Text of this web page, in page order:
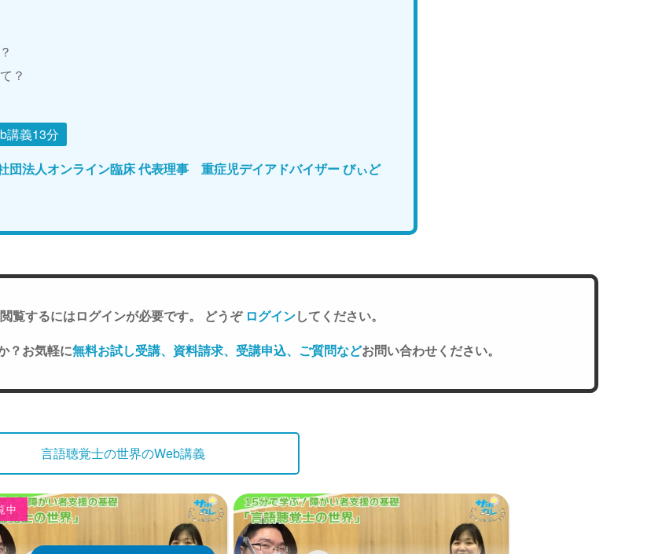
？
講義13分
法人オンライン臨床 代表理事 重症児デイアドバイザー びぃど
覧するにはログインが必要です。 どうぞ ログインしてください。
？お気軽に無料お試し受講、資料請求、受講申込、ご質問などお問い合わせください。
言語聴覚士の世界のWeb講義
中